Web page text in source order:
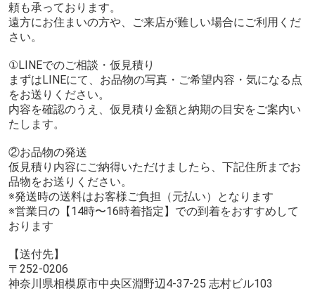
頼も承っております。
遠方にお住まいの方や、ご来店が難しい場合にご利用くだ
さい。
①LINEでのご相談・仮見積り
まずはLINEにて、お品物の写真・ご希望内容・気になる点
をお送りください。
内容を確認のうえ、仮見積り金額と納期の目安をご案内い
たします。
②お品物の発送
仮見積り内容にご納得いただけましたら、下記住所までお
品物をお送りください。
※発送時の送料はお客様ご負担（元払い）となります
※営業日の【14時〜16時着指定】での到着をおすすめして
おります
【送付先】
〒252-0206
神奈川県相模原市中央区淵野辺4-37-25 志村ビル103